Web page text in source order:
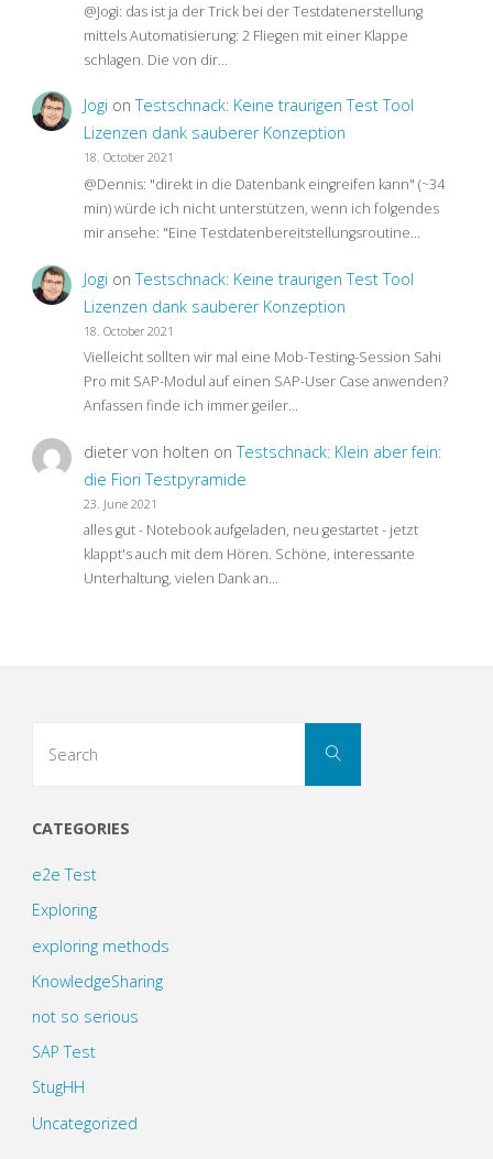
@Jogi: das ist ja der Trick bei der Testdatenerstellung
mittels Automatisierung: 2 Fliegen mit einer Klappe
schlagen. Die von dir…
Jogi onTestschnack: Keine traurigen Test Tool
Lizenzen dank sauberer Konzeption
18. October 2021
@Dennis: "direkt in die Datenbank eingreifen kann" (~34
min) würde ich nicht unterstützen, wenn ich folgendes
mir ansehe: "Eine Testdatenbereitstellungsroutine…
Jogi onTestschnack: Keine traurigen Test Tool
Lizenzen dank sauberer Konzeption
18. October 2021
Vielleicht sollten wir mal eine Mob-Testing-Session Sahi
Pro mit SAP-Modul auf einen SAP-User Case anwenden?
Anfassen finde ich immer geiler…
dieter von holten onTestschnack: Klein aber fein:
die Fiori Testpyramide
23. June 2021
alles gut - Notebook aufgeladen, neu gestartet - jetzt
klappt's auch mit dem Hören. Schöne, interessante
Unterhaltung, vielen Dank an…
Search
CATEGORIES
e2e Test
Exploring
exploring methods
KnowledgeSharing
not so serious
SAP Test
StugHH
Uncategorized